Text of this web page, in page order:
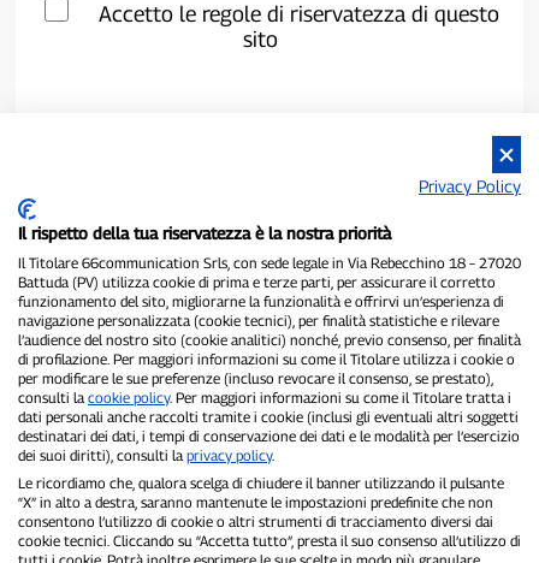
Accetto le regole di riservatezza di questo
sito
P300.it è una Testata Giornalistica indipendente
Registrazione numero 1/2021 del 1/2/2021 - Tribunale di Pavia
Proprietario ed editore:66communication Srls- P.IVA
02798890188
Direttore Responsabile:Alessandro Secchi- Vicedirettore:Federico
Benedusi
Privacy Policy-Cookie Policy
"Se è successo davvero, lo trovi su P300.it"
Privacy Policy
Il rispetto della tua riservatezza è la nostra priorità
Il Titolare 66communication Srls, con sede legale in Via Rebecchino 18 – 27020
Battuda (PV) utilizza cookie di prima e terze parti, per assicurare il corretto
funzionamento del sito, migliorarne la funzionalità e offrirvi un’esperienza di
navigazione personalizzata (cookie tecnici), per finalità statistiche e rilevare
l’audience del nostro sito (cookie analitici) nonché, previo consenso, per finalità
di profilazione. Per maggiori informazioni su come il Titolare utilizza i cookie o
per modificare le sue preferenze (incluso revocare il consenso, se prestato),
consulti la cookie policy. Per maggiori informazioni su come il Titolare tratta i
dati personali anche raccolti tramite i cookie (inclusi gli eventuali altri soggetti
destinatari dei dati, i tempi di conservazione dei dati e le modalità per l’esercizio
dei suoi diritti), consulti la privacy policy.
Le ricordiamo che, qualora scelga di chiudere il banner utilizzando il pulsante
“X” in alto a destra, saranno mantenute le impostazioni predefinite che non
consentono l’utilizzo di cookie o altri strumenti di tracciamento diversi dai
cookie tecnici. Cliccando su “Accetta tutto”, presta il suo consenso all’utilizzo di